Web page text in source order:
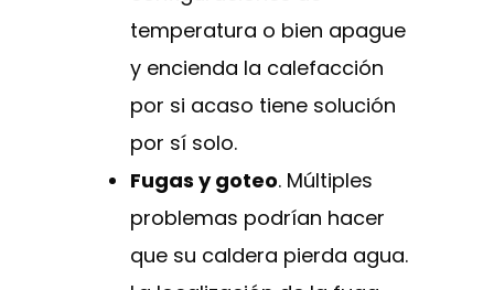
temperatura o bien apague
y encienda la calefacción
por si acaso tiene solución
por sí solo.
Fugas y goteo. Múltiples
problemas podrían hacer
que su caldera pierda agua.